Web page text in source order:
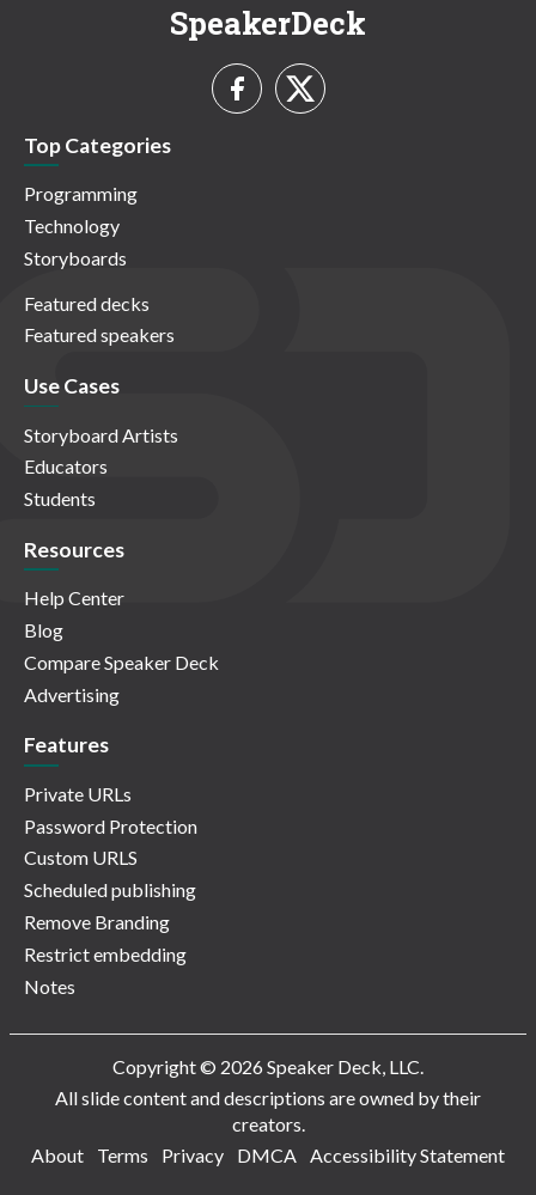
SpeakerDeck
Top Categories
Programming
Technology
Storyboards
Featured decks
Featured speakers
Use Cases
Storyboard Artists
Educators
Students
Resources
Help Center
Blog
Compare Speaker Deck
Advertising
Features
Private URLs
Password Protection
Custom URLS
Scheduled publishing
Remove Branding
Restrict embedding
Notes
Copyright © 2026 Speaker Deck, LLC.
All slide content and descriptions are owned by their
creators.
About
Terms Privacy DMCA Accessibility Statement